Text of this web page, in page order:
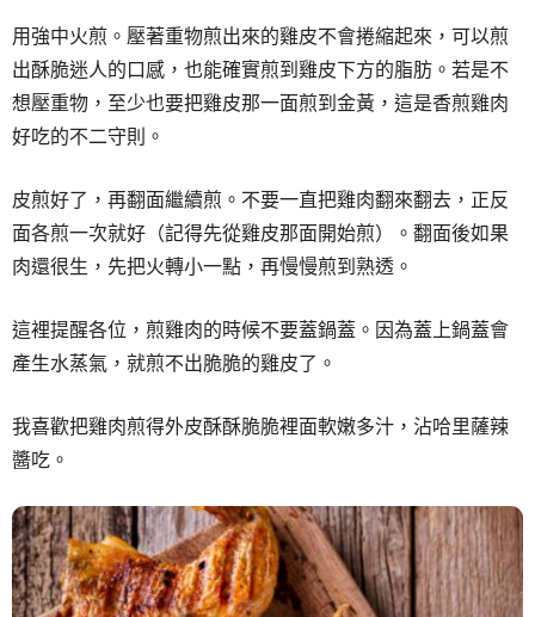
用強中火煎。壓著重物煎出來的雞皮不會捲縮起來，可以煎
出酥脆迷人的口感，也能確實煎到雞皮下方的脂肪。若是不
想壓重物，至少也要把雞皮那一面煎到金黃，這是香煎雞肉
好吃的不二守則。
皮煎好了，再翻面繼續煎。不要一直把雞肉翻來翻去，正反
面各煎一次就好（記得先從雞皮那面開始煎）。翻面後如果
肉還很生，先把火轉小一點，再慢慢煎到熟透。
這裡提醒各位，煎雞肉的時候不要蓋鍋蓋。因為蓋上鍋蓋會
產生水蒸氣，就煎不出脆脆的雞皮了。
我喜歡把雞肉煎得外皮酥酥脆脆裡面軟嫩多汁，沾哈里薩辣
醬吃。